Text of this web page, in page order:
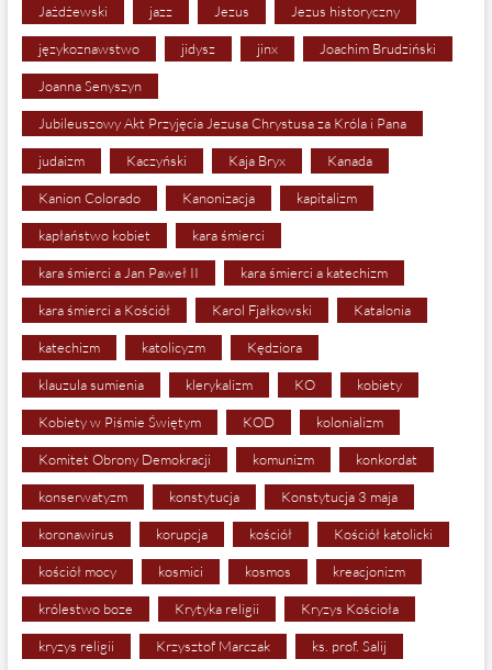
Jażdżewski jazz Jezus Jezus historyczny
językoznawstwo jidysz jinx Joachim Brudziński
Joanna Senyszyn
Jubileuszowy Akt Przyjęcia Jezusa Chrystusa za Króla i Pana
judaizm Kaczyński Kaja Bryx Kanada
Kanion Colorado Kanonizacja kapitalizm
kapłaństwo kobiet kara śmierci
kara śmierci a Jan Paweł II kara śmierci a katechizm
kara śmierci a Kościół Karol Fjałkowski Katalonia
katechizm katolicyzm Kędziora
klauzula sumienia klerykalizm KO kobiety
Kobiety w Piśmie Świętym KOD kolonializm
Komitet Obrony Demokracji komunizm konkordat
konserwatyzm konstytucja Konstytucja 3 maja
koronawirus korupcja kościół Kościół katolicki
kościół mocy kosmici kosmos kreacjonizm
królestwo boze Krytyka religii Kryzys Kościoła
kryzys religii Krzysztof Marczak ks. prof. Salij